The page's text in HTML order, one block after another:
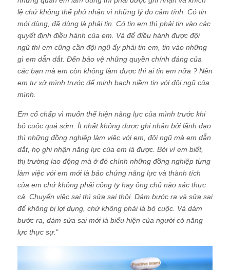
lệ chứ không thể phủ nhận vì những lý do cảm tính. Có tin
mới dùng, đã dùng là phải tin. Có tin em thì phải tin vào các
quyết định điều hành của em. Và để điều hành được đội
ngũ thì em cũng cần đội ngũ ấy phải tin em, tin vào những
gì em dẫn dắt. Đến bảo vệ những quyền chính đáng của
các bạn mà em còn không làm được thì ai tin em nữa ? Nên
em tự xử mình trước để minh bạch niềm tin với đội ngũ của
mình.
Em cố chấp vì muốn thể hiện năng lực của mình trước khi
bỏ cuộc quá sớm. Ít nhất không được ghi nhận bởi lãnh đạo
thì những đồng nghiệp làm việc với em, đội ngũ mà em dẫn
dắt, họ ghi nhận năng lực của em là được. Bởi vì em biết,
thị trường lao động mà ở đó chính những đồng nghiệp từng
làm việc với em mới là bảo chứng năng lực và thành tích
của em chứ không phải công ty hay ông chủ nào xác thực
cả. Chuyển việc sai thì sửa sai thôi. Dám bước ra và sửa sai
để không bị lợi dụng, chứ không phải là bỏ cuộc. Và dám
bước ra, dám sửa sai mới là biểu hiện của người có năng
lực thực sự."